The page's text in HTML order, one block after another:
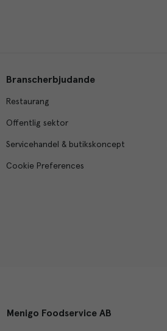
Branscherbjudande
Restaurang
Offentlig sektor
Servicehandel & butikskoncept
Cookie Preferences
Menigo Foodservice AB